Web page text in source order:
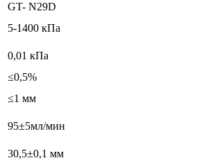
GT- N29D
5-1400 кПа
0,01 кПа
≤0,5%
≤1 мм
95±5мл/мин
30,5±0,1 мм